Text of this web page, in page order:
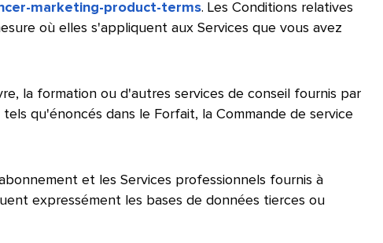
marketing-product-terms. Les Conditions relatives
où elles s'appliquent aux Services que vous avez
la formation ou d'autres services de conseil fournis par
qu'énoncés dans le Forfait, la Commande de service
et les Services professionnels fournis à
expressément les bases de données tierces ou